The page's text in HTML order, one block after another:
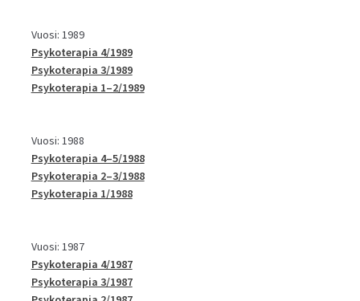
Vuosi: 1989
Psykoterapia 4/1989
Psykoterapia 3/1989
Psykoterapia 1–2/1989
Vuosi: 1988
Psykoterapia 4–5/1988
Psykoterapia 2–3/1988
Psykoterapia 1/1988
Vuosi: 1987
Psykoterapia 4/1987
Psykoterapia 3/1987